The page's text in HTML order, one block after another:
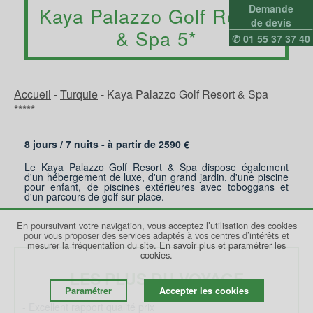
Demande
de devis
✆ 01 55 37 37 40
Kaya Palazzo Golf Resort
& Spa 5*
Accueil -Turquie- Kaya Palazzo Golf Resort & Spa
*****
8 jours / 7 nuits - à partir de 2590 €
Le Kaya Palazzo Golf Resort & Spa dispose également
d'un hébergement de luxe, d'un grand jardin, d'une piscine
pour enfant, de piscines extérieures avec toboggans et
d'un parcours de golf sur place.
LES PLUS DU VOYAGE
En poursuivant votre navigation, vous acceptez l’utilisation des cookies
pour vous proposer des services adaptés à vos centres d’intérêts et
mesurer la fréquentation du site. En savoir plus et paramétrer les
cookies.
Paramétrer Accepter les cookies